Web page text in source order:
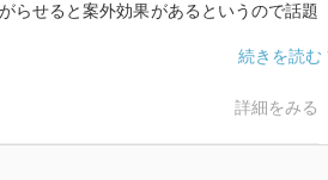
らせると案外効果があるというので話題
細かに描写してあるので、死んでからま
孝行します！悪いことはしません！と私
理由として、すごくわかりやすい。
詳細をみる